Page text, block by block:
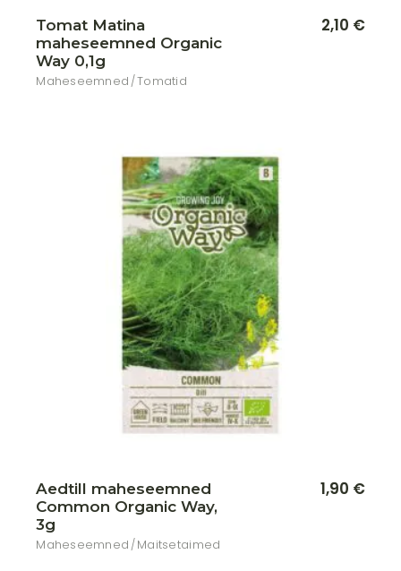
Tomat Matina
maheseemned Organic
Way 0,1g
Maheseemned Tomatid
2,10 €
Aedtill maheseemned
Common Organic Way,
3g
Maheseemned Maitsetaimed
1,90 €